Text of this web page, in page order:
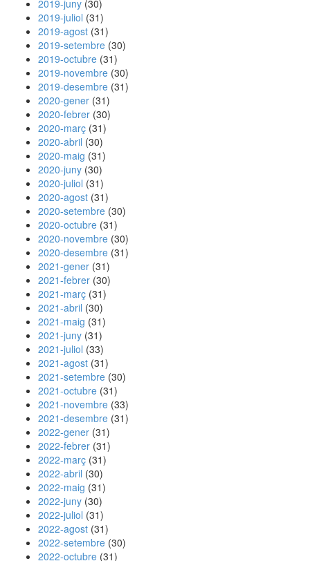
2019-juny (30)
2019-juliol (31)
2019-agost (31)
2019-setembre (30)
2019-octubre (31)
2019-novembre (30)
2019-desembre (31)
2020-gener (31)
2020-febrer (30)
2020-març (31)
2020-abril (30)
2020-maig (31)
2020-juny (30)
2020-juliol (31)
2020-agost (31)
2020-setembre (30)
2020-octubre (31)
2020-novembre (30)
2020-desembre (31)
2021-gener (31)
2021-febrer (30)
2021-març (31)
2021-abril (30)
2021-maig (31)
2021-juny (31)
2021-juliol (33)
2021-agost (31)
2021-setembre (30)
2021-octubre (31)
2021-novembre (33)
2021-desembre (31)
2022-gener (31)
2022-febrer (31)
2022-març (31)
2022-abril (30)
2022-maig (31)
2022-juny (30)
2022-juliol (31)
2022-agost (31)
2022-setembre (30)
2022-octubre (31)